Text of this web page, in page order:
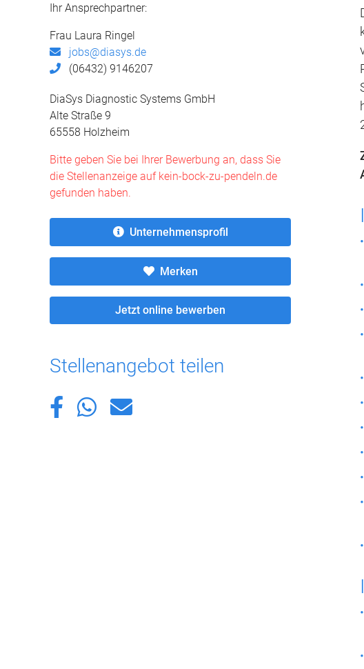
Ihr Ansprechpartner:
Frau Laura Ringel
jobs@diasys.de
(06432) 9146207
DiaSys Diagnostic Systems GmbH
Alte Straße 9
65558 Holzheim
Bitte geben Sie bei Ihrer Bewerbung an, dass Sie
die Stellenanzeige auf kein-bock-zu-pendeln.de
gefunden haben.
Unternehmensprofil
Merken
Jetzt online bewerben
Stellenangebot teilen